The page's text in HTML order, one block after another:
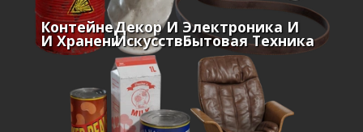
Контейнеры
И Хранение
Декор И
Искусство
Электроника И
Бытовая Техника